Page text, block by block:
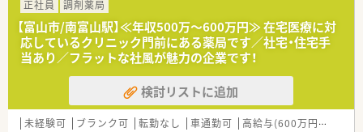
正社員
調剤薬局
【富山市/南富山駅】≪年収500万～600万円≫ 在宅医療に対
応しているクリニック門前にある薬局です／社宅・住宅手
当あり／フラットな社風が魅力の企業です！
検討リストに追加
未経験可 ブランク可 転勤なし 車通勤可 高給与(600万円以上)